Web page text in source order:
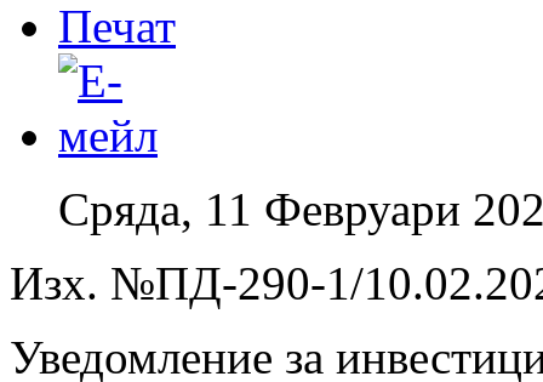
Сряда, 11 Февруари
Изх. №ПД-290-1/
Уведомление за